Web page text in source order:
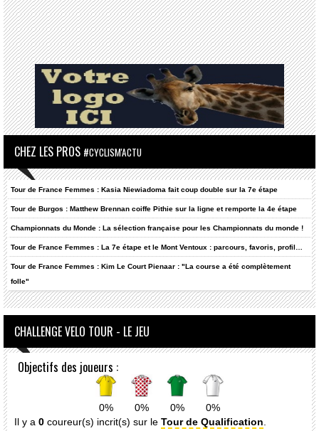
CHEZ LES PROS #CYCLISM'ACTU
Tour de France Femmes : Kasia Niewiadoma fait coup double sur la 7e étape
Tour de Burgos : Matthew Brennan coiffe Pithie sur la ligne et remporte la 4e étape
Championnats du Monde : La sélection française pour les Championnats du monde !
Tour de France Femmes : La 7e étape et le Mont Ventoux : parcours, favoris, profil…
Tour de France Femmes : Kim Le Court Pienaar : "La course a été complètement
folle"
CHALLENGE VELO TOUR - LE JEU
Objectifs des joueurs :
0% 0% 0%
0%
Il y a 0 coureur(s) incrit(s) sur le Tour de Qualification.